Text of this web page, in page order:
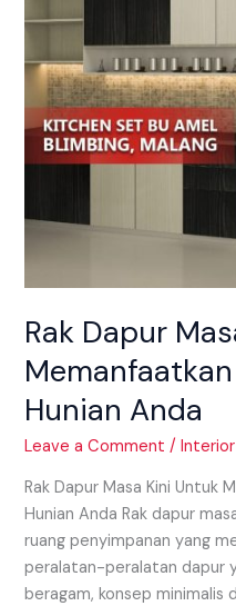
Rak Dapur
Hunian Anda
Leave a Comment /
Rak Dapur Masa Kini Untuk
Hunian Anda Rak dapur
ruang penyimpanan yang
peralatan-peralatan dapur
beragam, konsep minimalis
Hunian
Anda